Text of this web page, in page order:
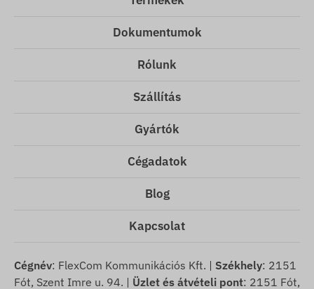
Dokumentumok
Rólunk
Szállítás
Gyártók
Cégadatok
Blog
Kapcsolat
Cégnév: FlexCom Kommunikációs Kft. | Székhely: 2151
Fót, Szent Imre u. 94. | Üzlet és átvételi pont: 2151 Fót,